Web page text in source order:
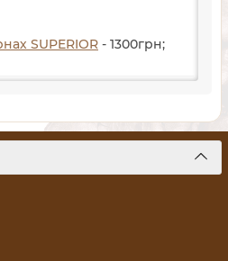
SUPERIOR - 1300грн;